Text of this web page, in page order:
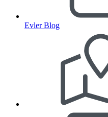
Evler Blog